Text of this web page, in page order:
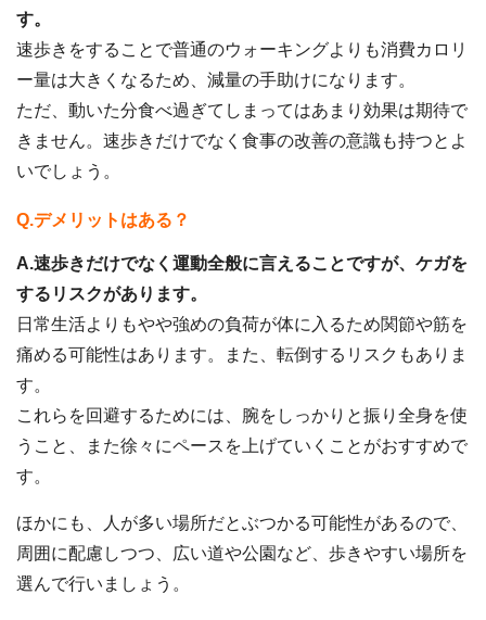
す。
速歩きをすることで普通のウォーキングよりも消費カロリ
ー量は大きくなるため、減量の手助けになります。
ただ、動いた分食べ過ぎてしまってはあまり効果は期待で
きません。速歩きだけでなく食事の改善の意識も持つとよ
いでしょう。
Q.デメリットはある？
A.速歩きだけでなく運動全般に言えることですが、ケガを
するリスクがあります。
日常生活よりもやや強めの負荷が体に入るため関節や筋を
痛める可能性はあります。また、転倒するリスクもありま
す。
これらを回避するためには、腕をしっかりと振り全身を使
うこと、また徐々にペースを上げていくことがおすすめで
す。
ほかにも、人が多い場所だとぶつかる可能性があるので、
周囲に配慮しつつ、広い道や公園など、歩きやすい場所を
選んで行いましょう。